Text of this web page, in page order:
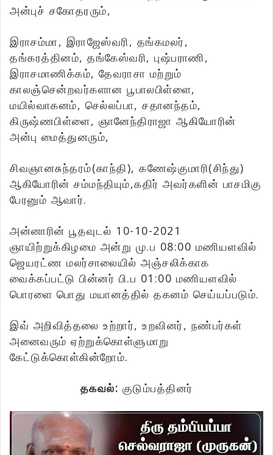
அன்புச் சகோதரரும்,
இராசம்மா, இராஜேஸ்வரி, தங்கமலர்,
தங்கரத்தினம், தங்கேஸ்வரி, புஷ்பராணி,
இராசமாணிக்கம், தேவராசா மற்றும்
காலஞ்சென்றவர்களான பூபாலபிள்ளை,
மயில்வாகனம், செல்லப்பா, சதானந்தம்,
கிருஷ்ணபிள்ளை, ஞானேந்திராஜா ஆகியோரின்
அன்பு மைத்துனரும்,
சிவஞானசுந்தரம்(காந்தி), கணேஷ்குமாரி(சிந்து)
ஆகியோரின் சம்மந்தியும்,கதிர் அவர்களின் பாசமிகு
பேரனும் ஆவார்.
அன்னாரின் பூதவுடல் 10-10-2021
ஞாயிற்றுக்கிழமை அன்று மு.ப 08:00 மணியளவில்
ஜெயரட்ண மலர்சாலையில் அஞ்சலிக்காக
வைக்கப்பட்டு பின்னர் பி.ப 01:00 மணியளவில்
பொரளை பொது மயானத்தில் தகனம் செய்யப்படும்.
இவ் அறிவித்தலை உற்றார், உறவினர், நண்பர்கள்
அனைவரும் ஏற்றுக்கொள்ளுமாறு
கேட்டுக்கொள்கின்றோம்.
தகவல்: குடும்பத்தினர்